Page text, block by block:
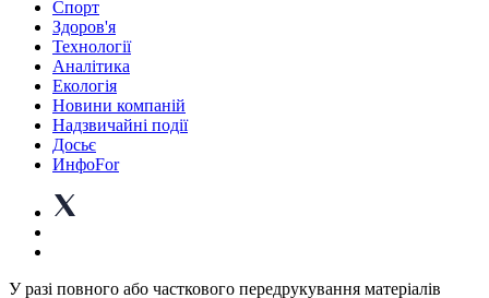
Спорт
Здоров'я
Технології
Аналітика
Екологія
Новини компаній
Надзвичайні події
Досьє
ИнфоFor
У разі повного або часткового передрукування матеріалів